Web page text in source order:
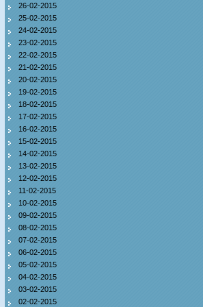
26-02-2015
25-02-2015
24-02-2015
23-02-2015
22-02-2015
21-02-2015
20-02-2015
19-02-2015
18-02-2015
17-02-2015
16-02-2015
15-02-2015
14-02-2015
13-02-2015
12-02-2015
11-02-2015
10-02-2015
09-02-2015
08-02-2015
07-02-2015
06-02-2015
05-02-2015
04-02-2015
03-02-2015
02-02-2015